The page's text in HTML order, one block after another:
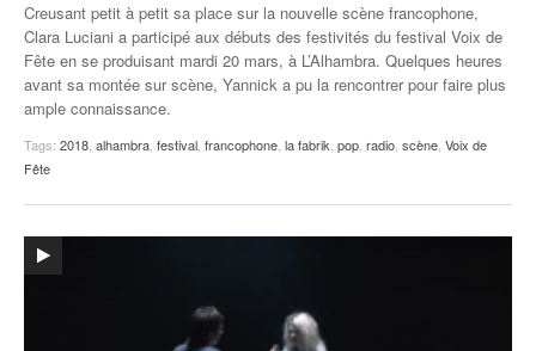
Creusant petit à petit sa place sur la nouvelle scène francophone,
Clara Luciani a participé aux débuts des festivités du festival Voix de
Fête en se produisant mardi 20 mars, à L’Alhambra. Quelques heures
avant sa montée sur scène, Yannick a pu la rencontrer pour faire plus
ample connaissance.
Tags: 2018 alhambra festival francophone la fabrik pop radio scène Voix de
Fête